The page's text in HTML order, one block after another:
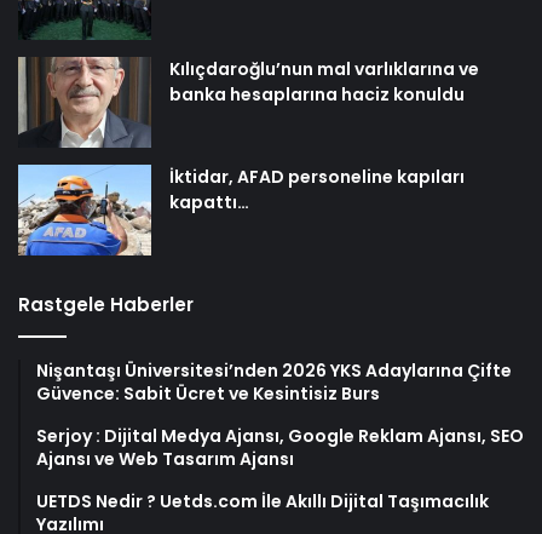
Kılıçdaroğlu’nun mal varlıklarına ve
banka hesaplarına haciz konuldu
İktidar, AFAD personeline kapıları
kapattı…
Rastgele Haberler
Nişantaşı Üniversitesi’nden 2026 YKS Adaylarına Çifte
Güvence: Sabit Ücret ve Kesintisiz Burs
Serjoy : Dijital Medya Ajansı, Google Reklam Ajansı, SEO
Ajansı ve Web Tasarım Ajansı
UETDS Nedir ? Uetds.com İle Akıllı Dijital Taşımacılık
Yazılımı